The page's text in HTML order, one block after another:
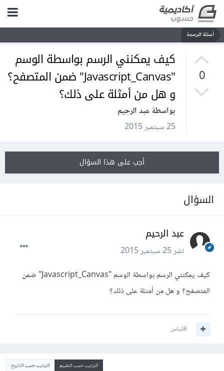
أسئلة البرمجة
0
كيف يمكنني الرسم بواسطة الوسم
"Javascript_Canvas" ضمن المتصفح؟
و هل من أمثلة على ذلك؟
بواسطة عبد الرحيم
25 سبتمبر 2015
أجب على هذا السؤال
السؤال
عبد الرحيم
نشر25 سبتمبر 2015
كيف يمكنني الرسم بواسطة الوسم "Javascript_Canvas" ضمن
المتصفح؟ و هل من أمثلة على ذلك؟
اقتباس
الترتيب حسب التقييم الترتيب حسب التاريخ